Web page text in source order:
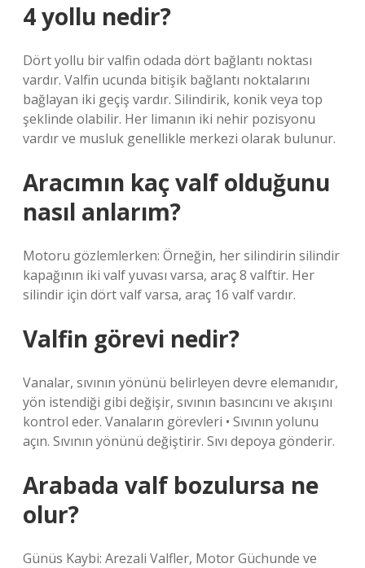
4 yollu nedir?
Dört yollu bir valfin odada dört bağlantı noktası
vardır. Valfin ucunda bitişik bağlantı noktalarını
bağlayan iki geçiş vardır. Silindirik, konik veya top
şeklinde olabilir. Her limanın iki nehir pozisyonu
vardır ve musluk genellikle merkezi olarak bulunur.
Aracımın kaç valf olduğunu
nasıl anlarım?
Motoru gözlemlerken: Örneğin, her silindirin silindir
kapağının iki valf yuvası varsa, araç 8 valftir. Her
silindir için dört valf varsa, araç 16 valf vardır.
Valfin görevi nedir?
Vanalar, sıvının yönünü belirleyen devre elemanıdır,
yön istendiği gibi değişir, sıvının basıncını ve akışını
kontrol eder. Vanaların görevleri • Sıvının yolunu
açın. Sıvının yönünü değiştirir. Sıvı depoya gönderir.
Arabada valf bozulursa ne
olur?
Günüs Kaybi: Arezali Valfler, Motor Güchunde ve